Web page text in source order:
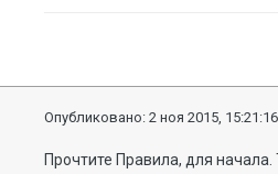
Опубликовано:2 ноя 2015, 15:21:16
Прочтите Правила, для